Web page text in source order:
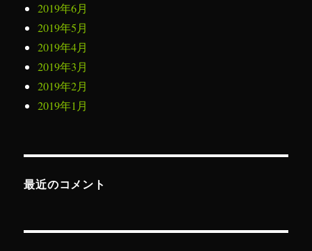
2019年6月
2019年5月
2019年4月
2019年3月
2019年2月
2019年1月
最近のコメント